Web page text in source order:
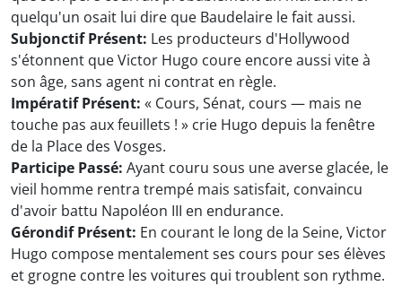
quelqu'un osait lui dire que Baudelaire le fait aussi.
Subjonctif Présent: Les producteurs d'Hollywood
s'étonnent que Victor Hugo coure encore aussi vite à
son âge, sans agent ni contrat en règle.
Impératif Présent: « Cours, Sénat, cours — mais ne
touche pas aux feuillets ! » crie Hugo depuis la fenêtre
de la Place des Vosges.
Participe Passé: Ayant couru sous une averse glacée, le
vieil homme rentra trempé mais satisfait, convaincu
d'avoir battu Napoléon III en endurance.
Gérondif Présent: En courant le long de la Seine, Victor
Hugo compose mentalement ses cours pour ses élèves
et grogne contre les voitures qui troublent son rythme.